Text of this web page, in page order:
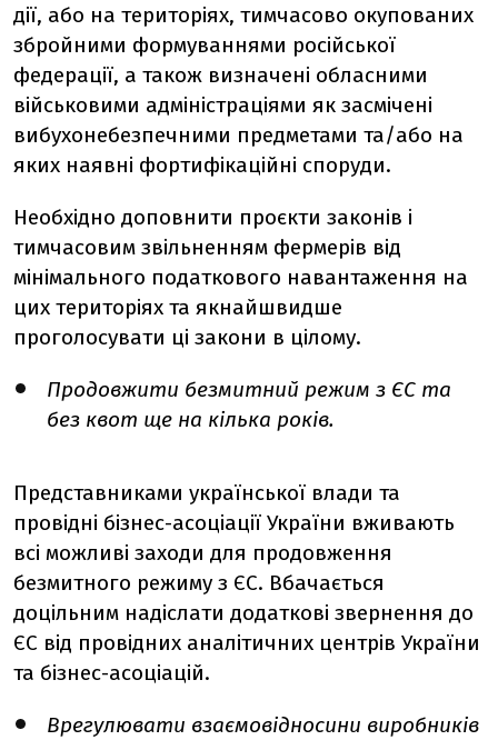
дії, або на територіях, тимчасово окупованих
збройними формуваннями російської
федерації, а також визначені обласними
військовими адміністраціями як засмічені
вибухонебезпечними предметами та/або на
яких наявні фортифікаційні споруди.
Необхідно доповнити проєкти законів і
тимчасовим звільненням фермерів від
мінімального податкового навантаження на
цих територіях та якнайшвидше
проголосувати ці закони в цілому.
Продовжити безмитний режим з ЄС та
без квот ще на кілька років.
Представниками української влади та
провідні бізнес-асоціації України вживають
всі можливі заходи для продовження
безмитного режиму з ЄС. Вбачається
доцільним надіслати додаткові звернення до
ЄС від провідних аналітичних центрів України
та бізнес-асоціацій.
Врегулювати взаємовідносини виробників